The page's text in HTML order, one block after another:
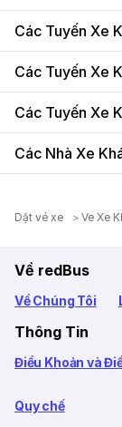
Các Tuyến Xe
Các Tuyến Xe
Các Tuyến Xe
Các Nhà Xe
Dặt vé xe Ve Xe
Về redBus
Về Chúng Tôi
Thông Tin
Điều Khoản và
Quy chế